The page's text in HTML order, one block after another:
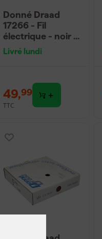
Donné Draad
17266 - Fil
électrique - noir -
100m x 1,5mm²
Livré lundi
49,99
TTC